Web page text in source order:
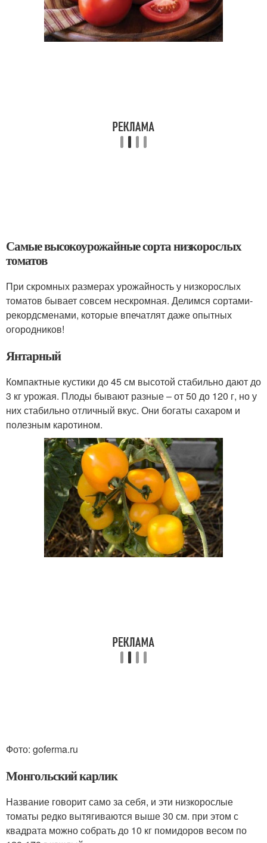
Самые высокоурожайные сорта низкорослых
томатов
При скромных размерах урожайность у низкорослых
томатов бывает совсем нескромная. Делимся сортами-
рекордсменами, которые впечатлят даже опытных
огородников!
Янтарный
Компактные кустики до 45 см высотой стабильно дают до
3 кг урожая. Плоды бывают разные – от 50 до 120 г, но у
них стабильно отличный вкус. Они богаты сахаром и
полезным каротином.
Фото: goferma.ru
Монгольский карлик
Название говорит само за себя, и эти низкорослые
томаты редко вытягиваются выше 30 см. при этом с
квадрата можно собрать до 10 кг помидоров весом по